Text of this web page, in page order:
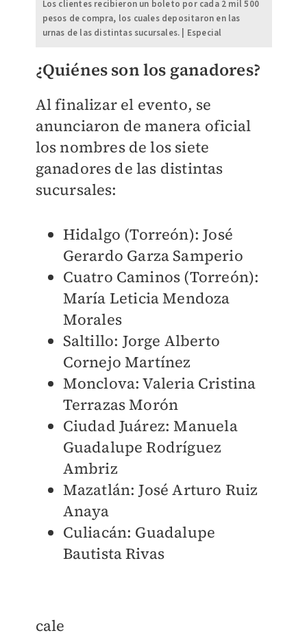
Los clientes recibieron un boleto por cada 2 mil 500
pesos de compra, los cuales depositaron en las
urnas de las distintas sucursales. | Especial
¿Quiénes son los ganadores?
Al finalizar el evento, se
anunciaron de manera oficial
los nombres de los siete
ganadores de las distintas
sucursales:
Hidalgo (Torreón): José
Gerardo Garza Samperio
Cuatro Caminos (Torreón):
María Leticia Mendoza
Morales
Saltillo: Jorge Alberto
Cornejo Martínez
Monclova: Valeria Cristina
Terrazas Morón
Ciudad Juárez: Manuela
Guadalupe Rodríguez
Ambriz
Mazatlán: José Arturo Ruiz
Anaya
Culiacán: Guadalupe
Bautista Rivas
cale